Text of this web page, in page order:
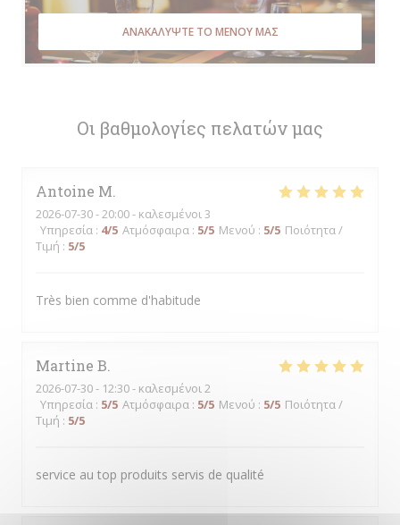
Οι βαθμολογίες πελατών μας
Antoine M
2026-07-30- 20:00 - καλεσμένοι 3
Υπηρεσία : 4/5 Ατμόσφαιρα : 5/5 Μενού : 5/5 Ποιότητα /
Τιμή : 5/5
Très bien comme d'habitude
Martine B
2026-07-30- 12:30 - καλεσμένοι 2
Υπηρεσία : 5/5 Ατμόσφαιρα : 5/5 Μενού : 5/5 Ποιότητα /
Τιμή : 5/5
service au top produits servis de qualité
ΑΝΑΚΑΛΎΨΤΕ ΤΟ ΜΕΝΟΎ ΜΑΣ